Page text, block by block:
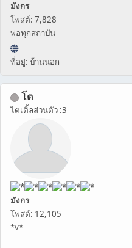
มังกร
โพสต์: 7,828
พ่อทุกสถาบัน
ที่อยู่: บ้านนอก
โต
ไตเติ้ลส่วนตัว :3
มังกร
โพสต์: 12,105
*v*